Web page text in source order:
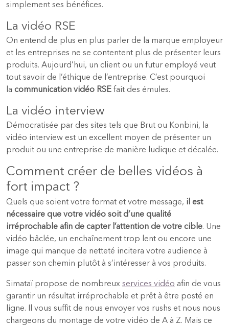
simplement ses bénéfices.
La vidéo RSE
On entend de plus en plus parler de la marque employeur
et les entreprises ne se contentent plus de présenter leurs
produits. Aujourd’hui, un client ou un futur employé veut
tout savoir de l’éthique de l’entreprise. C’est pourquoi
la communication vidéo RSE fait des émules.
La vidéo interview
Démocratisée par des sites tels que Brut ou Konbini, la
vidéo interview est un excellent moyen de présenter un
produit ou une entreprise de manière ludique et décalée.
Comment créer de belles vidéos à
fort impact ?
Quels que soient votre format et votre message, il est
nécessaire que votre vidéo soit d’une qualité
irréprochable afin de capter l’attention de votre cible. Une
vidéo bâclée, un enchaînement trop lent ou encore une
image qui manque de netteté incitera votre audience à
passer son chemin plutôt à s’intéresser à vos produits.
Simataï propose de nombreux services vidéo afin de vous
garantir un résultat irréprochable et prêt à être posté en
ligne. Il vous suffit de nous envoyer vos rushs et nous nous
chargeons du montage de votre vidéo de A à Z. Mais ce